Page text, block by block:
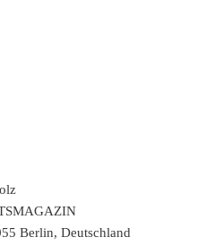
Berlin, Deutschland